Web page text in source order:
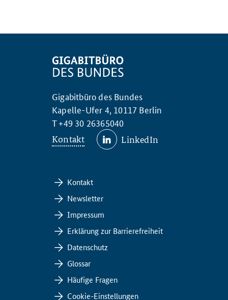
Gigabitbüro des Bundes
Kapelle-Ufer 4, 10117 Berlin
T +49 30 26365040
Kontakt LinkedIn
Kontakt
Newsletter
Impressum
Erklärung zur Barrierefreiheit
Datenschutz
Glossar
Häufige Fragen
Cookie-Einstellungen